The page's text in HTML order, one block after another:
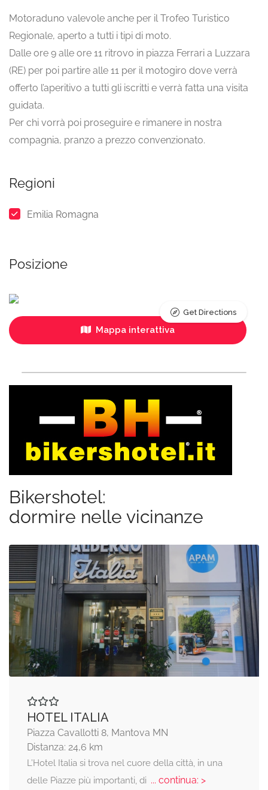
Motoraduno valevole anche per il Trofeo Turistico
Regionale, aperto a tutti i tipi di moto.
Dalle ore 9 alle ore 11 ritrovo in piazza Ferrari a Luzzara
(RE) per poi partire alle 11 per il motogiro dove verrà
offerto l’aperitivo a tutti gli iscritti e verrà fatta una visita
guidata.
Per chi vorrà poi proseguire e rimanere in nostra
compagnia, pranzo a prezzo convenzionato.
Regioni
Emilia Romagna
Posizione
Mappa interattiva
Get Directions
Bikershotel:
dormire nelle vicinanze
HOTEL ITALIA
Piazza Cavallotti 8, Mantova MN
Distanza: 24,6 km
L’Hotel Italia si trova nel cuore della città, in una
delle Piazze più importanti, di ... continua: >